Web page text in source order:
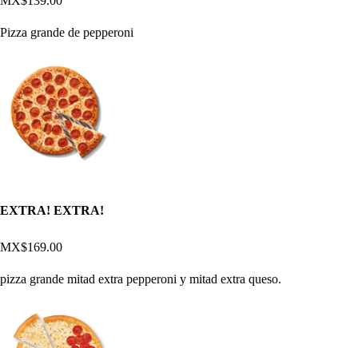
Pizza grande de pepperoni
EXTRA! EXTRA!
MX$169.00
pizza grande mitad extra pepperoni y mitad extra queso.